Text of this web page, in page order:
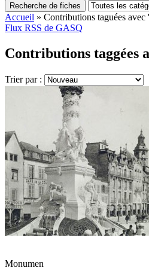
Recherche de fiches
Accueil » Contributions taguées
Flux RSS de GASQ
Contributions taggées
Trier par :
Monumen